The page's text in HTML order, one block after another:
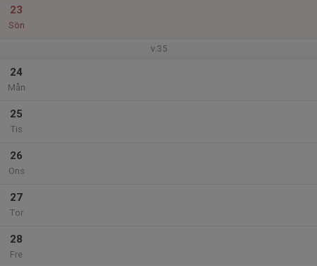
23
Sön
v.35
24
Mån
25
Tis
26
Ons
27
Tor
28
Fre